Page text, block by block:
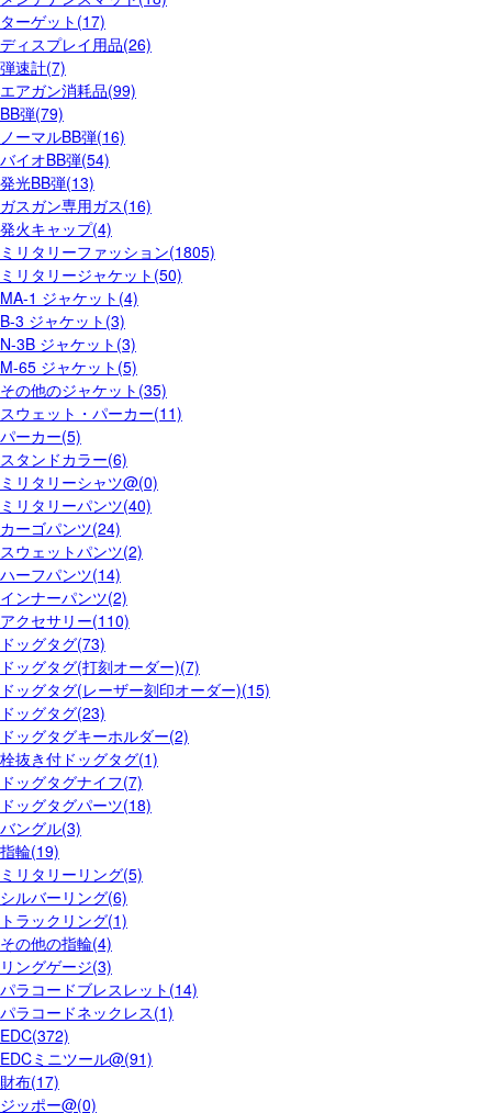
ターゲット(17)
ディスプレイ用品(26)
弾速計(7)
エアガン消耗品(99)
BB弾(79)
ノーマルBB弾(16)
バイオBB弾(54)
発光BB弾(13)
ガスガン専用ガス(16)
発火キャップ(4)
ミリタリーファッション(1805)
ミリタリージャケット(50)
MA-1 ジャケット(4)
B-3 ジャケット(3)
N-3B ジャケット(3)
M-65 ジャケット(5)
その他のジャケット(35)
スウェット・パーカー(11)
パーカー(5)
スタンドカラー(6)
ミリタリーシャツ@(0)
ミリタリーパンツ(40)
カーゴパンツ(24)
スウェットパンツ(2)
ハーフパンツ(14)
インナーパンツ(2)
アクセサリー(110)
ドッグタグ(73)
ドッグタグ(打刻オーダー)(7)
ドッグタグ(レーザー刻印オーダー)(15)
ドッグタグ(23)
ドッグタグキーホルダー(2)
栓抜き付ドッグタグ(1)
ドッグタグナイフ(7)
ドッグタグパーツ(18)
バングル(3)
指輪(19)
ミリタリーリング(5)
シルバーリング(6)
トラックリング(1)
その他の指輪(4)
リングゲージ(3)
パラコードブレスレット(14)
パラコードネックレス(1)
EDC(372)
EDCミニツール@(91)
財布(17)
ジッポー@(0)